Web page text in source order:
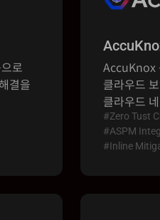
로
결을
AccuKnox
클라우드
클라우드
#Zero Tust
#ASPM
#Inline